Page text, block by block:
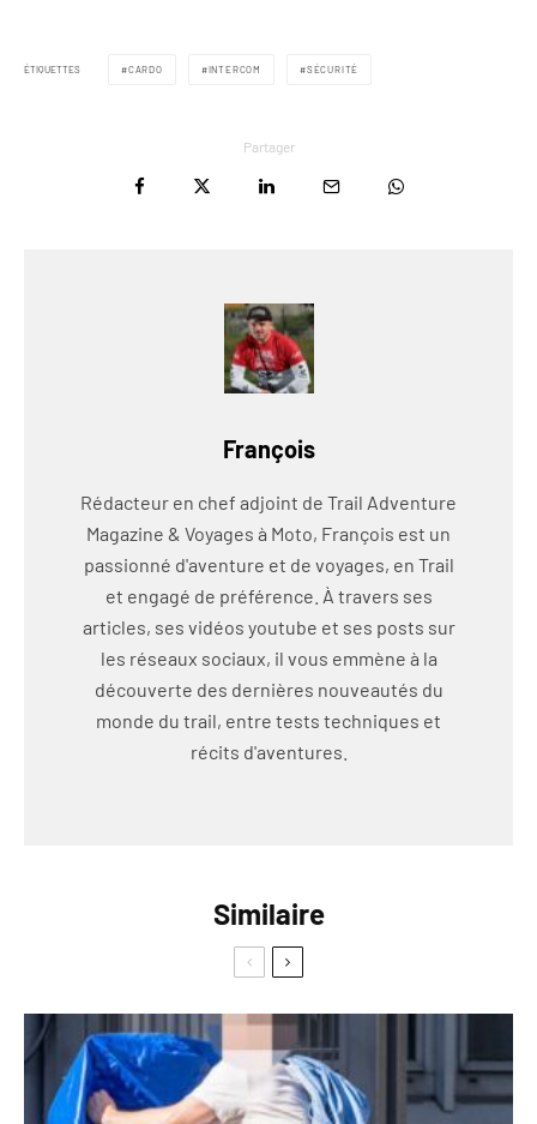
ÉTIQUETTES CARDO INTERCOM SÉCURITÉ
Partager
François
Rédacteur en chef adjoint de Trail Adventure
Magazine & Voyages à Moto, François est un
passionné d'aventure et de voyages, en Trail
et engagé de préférence. À travers ses
articles, ses vidéos youtube et ses posts sur
les réseaux sociaux, il vous emmène à la
découverte des dernières nouveautés du
monde du trail, entre tests techniques et
récits d'aventures.
Similaire